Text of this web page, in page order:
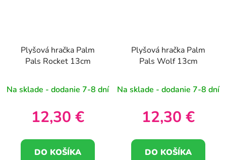
Plyšová hračka Palm
Pals Rocket 13cm
Na sklade - dodanie 7-8 dní
12,30 €
DO KOŠÍKA
Plyšová hračka Palm
Pals Wolf 13cm
Na sklade - dodanie 7-8 dní
12,30 €
DO KOŠÍKA